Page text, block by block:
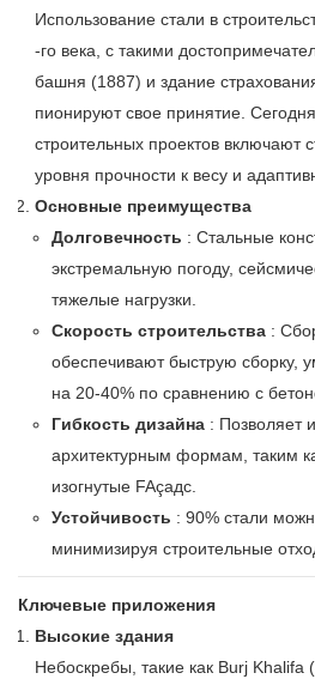
Использование стали в
-го века, с такими
башня (1887) и здание
пионируют свое принятие.
строительных проектов включают
уровня прочности к весу и
Основные преимущества
Долговечность : Стальные
экстремальную погоду,
тяжелые нагрузки.
Скорость строительства :
обеспечивают быструю сборку,
на 20-40% по сравнению с
Гибкость дизайна : Позволяет
архитектурным формам, таким
изогнутые FAçадс.
Устойчивость : 90% стали
минимизируя строительные
Ключевые приложения
Высокие здания
Небоскребы, такие как Burj